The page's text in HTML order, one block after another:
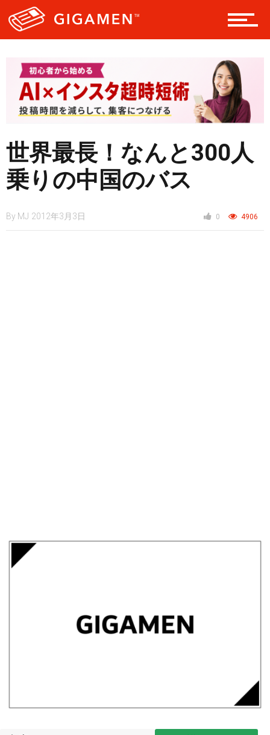
レジャー
ヘルス・健康
スタイル
世界最長！なんと300人
乗りの中国のバス
By MJ 2012年3月3日 0 4906